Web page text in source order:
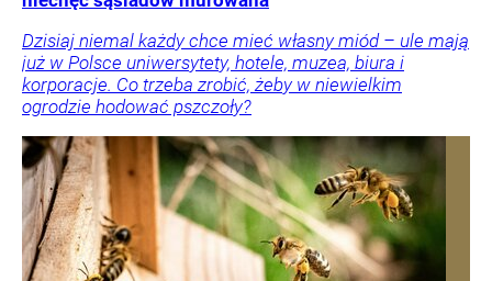
Dzisiaj niemal każdy chce mieć własny miód – ule mają
już w Polsce uniwersytety, hotele, muzea, biura i
korporacje. Co trzeba zrobić, żeby w niewielkim
ogrodzie hodować pszczoły?